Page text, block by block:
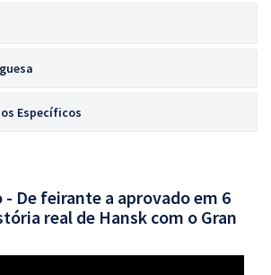
Específicos
- De feirante a aprovado em 6
real de Hansk com o Gran